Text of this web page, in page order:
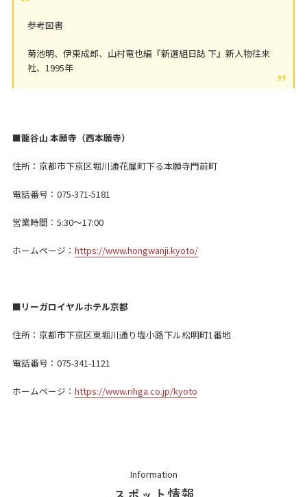
参考図書
菊池明、伊東成郎、山村竜也編『新選組日誌 下』新人物往来
社、1995年
■龍谷山 本願寺（西本願寺）
住所：京都市下京区堀川通花屋町下る本願寺門前町
電話番号：075-371-5181
営業時間：5:30～17:00
ホームページ： https://www.hongwanji.kyoto/
■リーガロイヤルホテル京都
住所：京都市下京区東堀川通り塩小路下ル松明町1番地
電話番号：075-341-1121
ホームページ： https://www.rihga.co.jp/kyoto
Information